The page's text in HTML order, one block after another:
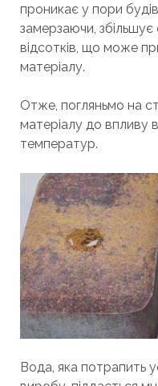
проникає у пори
замерзаючи,
відсотків, що може
матеріалу.
Отже, погляньмо на
матеріалу до впливу
температур.
Вода, яка потрапить